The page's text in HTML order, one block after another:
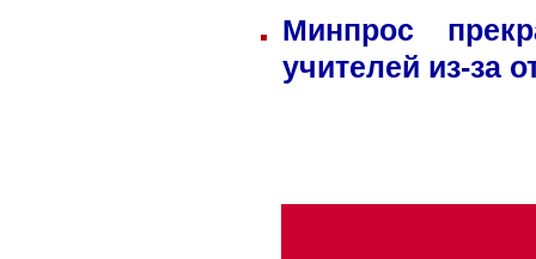
Минпрос
учителей из-за